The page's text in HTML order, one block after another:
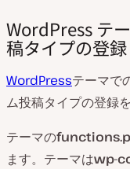
WordPress テ
稿タイプの登録
WordPressテーマで
ム投稿タイプの登録
テーマの
ます。テーマはwp-